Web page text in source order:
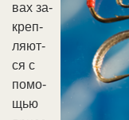
вах за­
кре­п­
ля­ют­
ся с
по­мо­
щью